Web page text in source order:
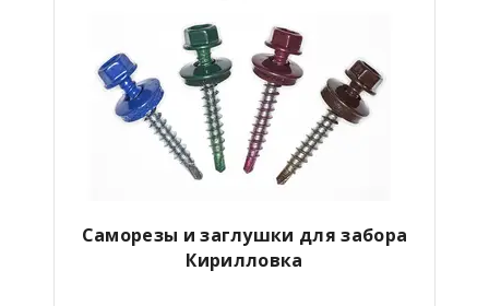
Саморезы и заглушки для забора
Кирилловка